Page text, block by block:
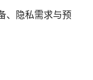
、隐私需求与预